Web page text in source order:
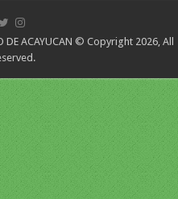
ACAYUCAN © Copyright 2026, All